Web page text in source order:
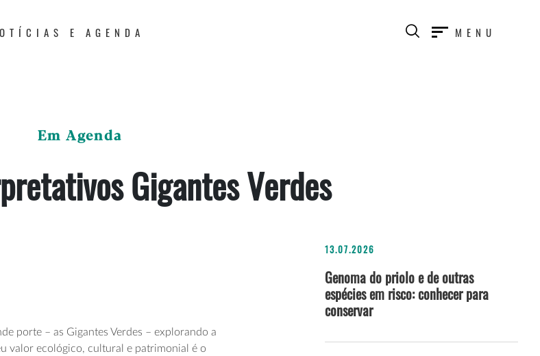
E AGENDA MENU
Em Agenda
Gigantes Verdes
porte – as Gigantes Verdes – explorando a
valor ecológico, cultural e patrimonial é o
13.07.2026
Genoma do priolo e de outras
espécies em risco: conhecer para
conservar